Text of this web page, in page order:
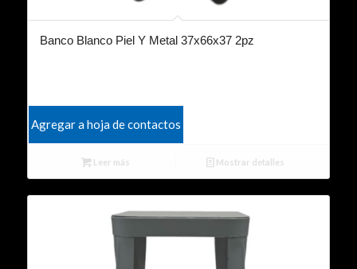
Banco Blanco Piel Y Metal 37x66x37 2pz
Agregar a hoja de contactos
Leer más Mostrar detalles